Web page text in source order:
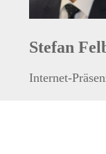
Stefan
Internet-